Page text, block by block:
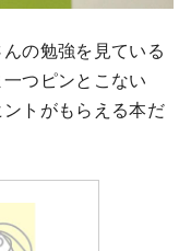
の勉強を見ている
つピンとこない
トがもらえる本だ